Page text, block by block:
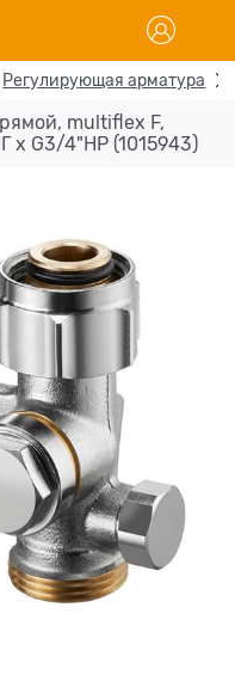
Регулирующая арматура
multiflex F,
x G3/4"НР (1015943)